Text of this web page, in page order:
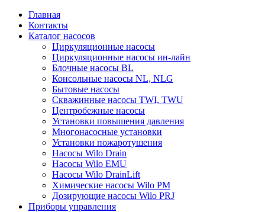
Главная
Контакты
Каталог насосов
Циркуляционные насосы
Циркуляционные насосы ин-лайн
Блочные насосы BL
Консольные насосы NL, NLG
Бытовые насосы
Скважинные насосы TWI, TWU
Центробежные насосы
Установки повышения давления
Многонасосные установки
Установки пожаротушения
Насосы Wilo Drain
Насосы Wilo EMU
Насосы Wilo DrainLift
Химические насосы Wilo PM
Дозирующие насосы Wilo PRJ
Приборы управления